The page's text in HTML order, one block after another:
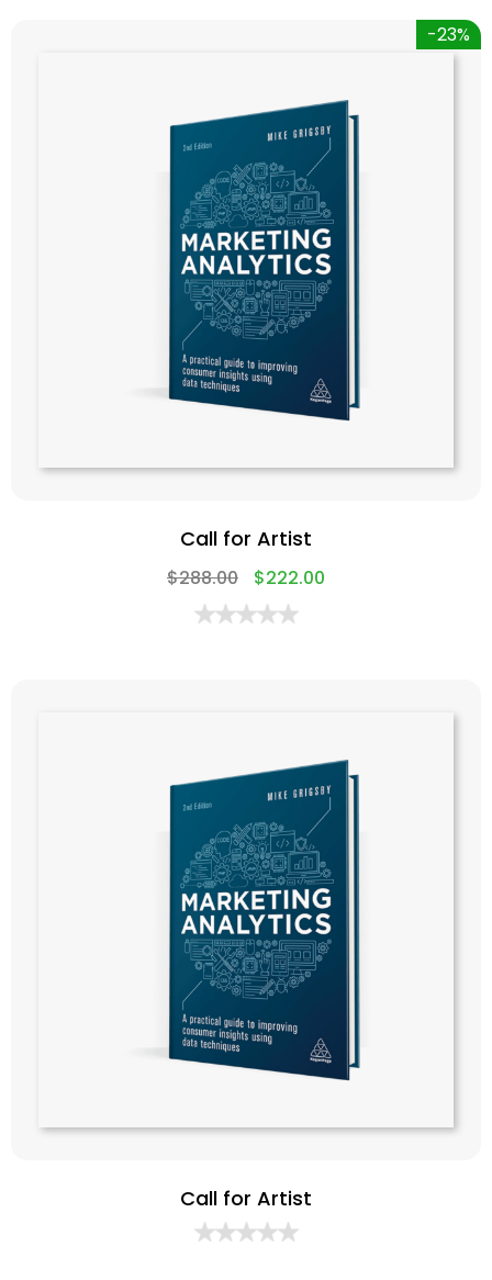
-23%
Call for Artist
$288.00 $222.00
Call for Artist